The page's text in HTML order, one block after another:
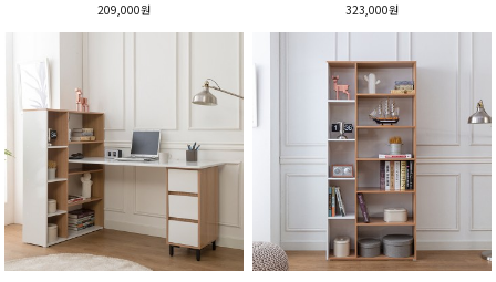
209,000원
323,000원